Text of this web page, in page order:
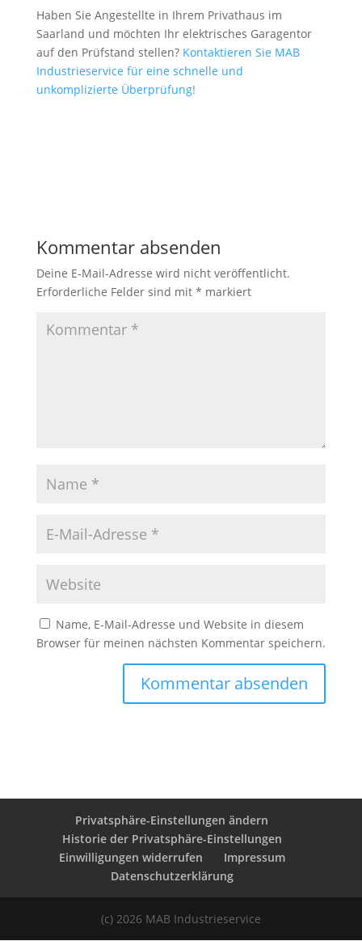
Haben Sie Angestellte in Ihrem Privathaus im
Saarland und möchten Ihr elektrisches Garagentor
auf den Prüfstand stellen? Kontaktieren Sie MAB
Industrieservice für eine schnelle und
unkomplizierte Überprüfung!
Kommentar absenden
Deine E-Mail-Adresse wird nicht veröffentlicht.
Erforderliche Felder sind mit * markiert
Name, E-Mail-Adresse und Website in diesem
Browser für meinen nächsten Kommentar speichern.
Privatsphäre-Einstellungen ändern
Historie der Privatsphäre-Einstellungen
Einwilligungen widerrufen
Impressum
Datenschutzerklärung
(c) 2026 MAB Industrieservice